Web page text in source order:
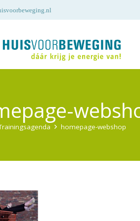
homepage-webshop